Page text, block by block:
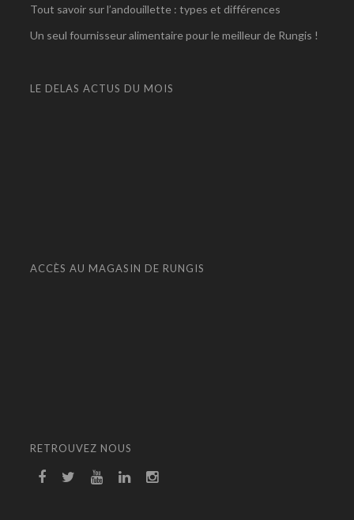
Tout savoir sur l’andouillette : types et différences
Un seul fournisseur alimentaire pour le meilleur de Rungis !
LE DELAS ACTUS DU MOIS
ACCÈS AU MAGASIN DE RUNGIS
RETROUVEZ NOUS